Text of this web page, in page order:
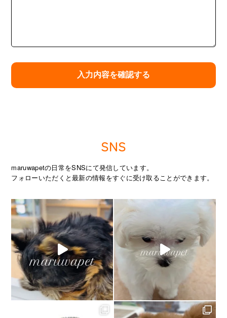
SNS
maruwapetの日常をSNSにて発信しています。
フォローいただくと最新の情報をすぐに受け取ることができます。